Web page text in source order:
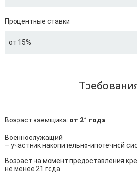
Процентные ставки
от 15%
Возраст заемщика: от 21 года
Военнослужащий
– участник накопительно-ипотечной
Возраст на момент предоставления
не менее 21 года